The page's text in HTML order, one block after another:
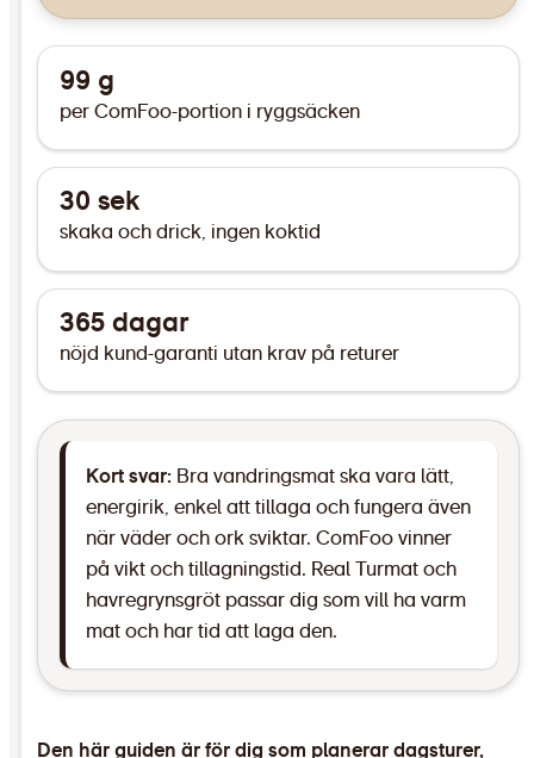
99 g
per ComFoo-portion i ryggsäcken
30 sek
skaka och drick, ingen koktid
365 dagar
nöjd kund-garanti utan krav på returer
Kort svar: Bra vandringsmat ska vara lätt,
energirik, enkel att tillaga och fungera även
när väder och ork sviktar. ComFoo vinner
på vikt och tillagningstid. Real Turmat och
havregrynsgröt passar dig som vill ha varm
mat och har tid att laga den.
Den här guiden är för dig som planerar dagsturer,